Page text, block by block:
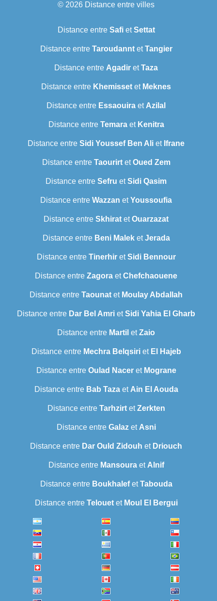
© 2026 Distance entre villes
Distance entre SafietSettat
Distance entre TaroudanntetTangier
Distance entre Agadir etTaza
Distance entre Khemisset et Meknes
Distance entre Essaouira et Azilal
Distance entre Temaraet Kenitra
Distance entre Sidi Youssef Ben Ali et Ifrane
Distance entre TaourirtetOued Zem
Distance entre Sefru etSidi Qasim
Distance entre Wazzan etYoussoufia
Distance entre Skhirat etOuarzazat
Distance entre Beni MaleketJerada
Distance entre TinerhiretSidi Bennour
Distance entre Zagora etChefchaouene
Distance entre Taounat et Moulay Abdallah
Distance entre Dar Bel Amri etSidi Yahia El Gharb
Distance entre Martil etZaio
Distance entre Mechra Belqsiriet El Hajeb
Distance entre Oulad Naceret Mograne
Distance entre Bab Tazaet Ain El Aouda
Distance entre TarhzirtetZerkten
Distance entre Galazet Asni
Distance entre Dar Ould Zidouh et Driouch
Distance entre Mansouraet Alnif
Distance entre BoukhalefetTabouda
Distance entre Telouetet Moul El Bergui